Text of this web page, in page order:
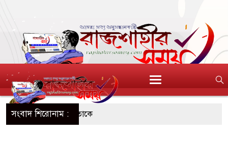
সংবাদ শিরোনাম :
মিষ্টি ও ঘি বিক্রেতাকে